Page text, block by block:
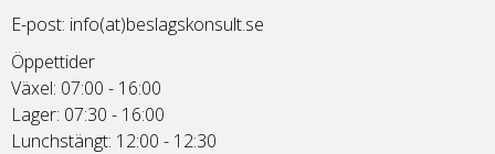
E-post: info(at)beslagskonsult.se
Öppettider
Växel: 07:00 - 16:00
Lager: 07:30 - 16:00
Lunchstängt: 12:00 - 12:30